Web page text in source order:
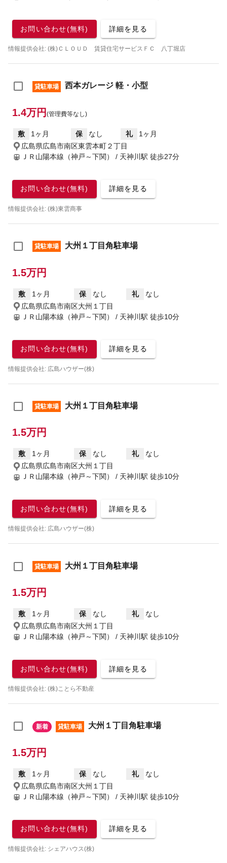
お問い合わせ(無料) 詳細を見る
情報提供会社: (株)ＣＬＯＵＤ 賃貸住宅サービスＦＣ 八丁堀店
貸駐車場 西本ガレージ 軽・小型
1.4万円 (管理費等なし)
敷 1ヶ月 保 なし 礼
1ヶ月
広島県広島市南区東雲本町２丁目
ＪＲ山陽本線（神戸～下関） / 天神川駅 徒歩27分
お問い合わせ(無料) 詳細を見る
情報提供会社: (株)東雲商事
貸駐車場 大州１丁目角駐車場
1.5万円
敷 1ヶ月 保 なし 礼
なし
広島県広島市南区大州１丁目
ＪＲ山陽本線（神戸～下関） / 天神川駅 徒歩10分
お問い合わせ(無料) 詳細を見る
情報提供会社: 広島ハウザー(株)
貸駐車場 大州１丁目角駐車場
1.5万円
敷 1ヶ月 保 なし 礼
なし
広島県広島市南区大州１丁目
ＪＲ山陽本線（神戸～下関） / 天神川駅 徒歩10分
お問い合わせ(無料) 詳細を見る
情報提供会社: 広島ハウザー(株)
貸駐車場 大州１丁目角駐車場
1.5万円
敷 1ヶ月 保 なし 礼
なし
広島県広島市南区大州１丁目
ＪＲ山陽本線（神戸～下関） / 天神川駅 徒歩10分
お問い合わせ(無料) 詳細を見る
情報提供会社: (株)ことら不動産
新着 貸駐車場 大州１丁目角駐車場
1.5万円
敷 1ヶ月 保 なし 礼
なし
広島県広島市南区大州１丁目
ＪＲ山陽本線（神戸～下関） / 天神川駅 徒歩10分
お問い合わせ(無料) 詳細を見る
情報提供会社: シェアハウス(株)